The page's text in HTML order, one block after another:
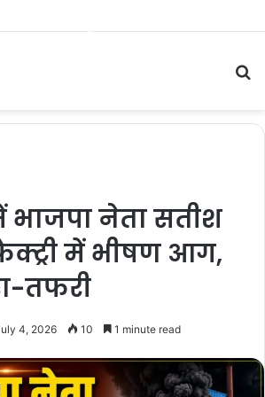
नेता सतीश
में भीषण आग,
तफरी
4, 2026 10 1 minute read